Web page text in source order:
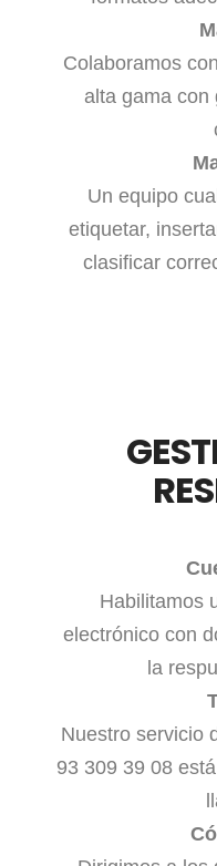
Colaboramos
alta gama con
Un equipo
etiquetar,
clasificar
Habilitamos
electrónico con
la
Nuestro servicio
93 309 39 08